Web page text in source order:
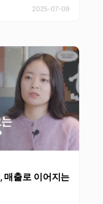
2025-07-09
매출로 이어지는